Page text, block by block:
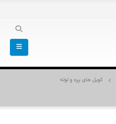
کویل های پره و لوله